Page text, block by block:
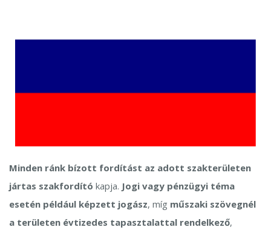
Minden ránk bízott fordítást az adott szakterületen
jártas szakfordító kapja. Jogi vagy pénzügyi téma
esetén például képzett jogász, míg műszaki szövegnél
a területen évtizedes tapasztalattal rendelkező,